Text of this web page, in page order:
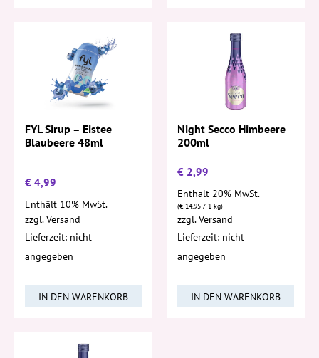
FYL Sirup – Eistee
Blaubeere 48ml
€ 4,99
Enthält 10% MwSt.
zzgl.Versand
Lieferzeit: nicht
angegeben
IN DEN WARENKORB
Night Secco Himbeere
200ml
€ 2,99
Enthält 20% MwSt.
(€ 14,95 / 1 kg)
zzgl.Versand
Lieferzeit: nicht
angegeben
IN DEN WARENKORB